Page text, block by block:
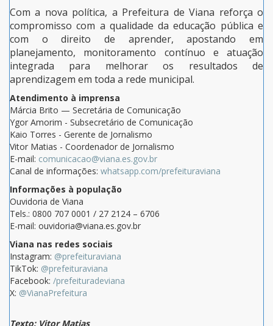
Com a nova política, a Prefeitura de Viana reforça o
compromisso com a qualidade da educação pública e
com o direito de aprender, apostando em
planejamento, monitoramento contínuo e atuação
integrada para melhorar os resultados de
aprendizagem em toda a rede municipal.
Atendimento à imprensa
Márcia Brito — Secretária de Comunicação
Ygor Amorim - Subsecretário de Comunicação
Kaio Torres - Gerente de Jornalismo
Vitor Matias - Coordenador de Jornalismo
E-mail: comunicacao@viana.es.gov.br
Canal de informações: whatsapp.com/prefeituraviana
Informações à população
Ouvidoria de Viana
Tels.: 0800 707 0001 / 27 2124 – 6706
E-mail: ouvidoria@viana.es.gov.br
Viana nas redes sociais
Instagram: @prefeituraviana
TikTok: @prefeituraviana
Facebook: /prefeituradeviana
X: @VianaPrefeitura
Texto: Vitor Matias